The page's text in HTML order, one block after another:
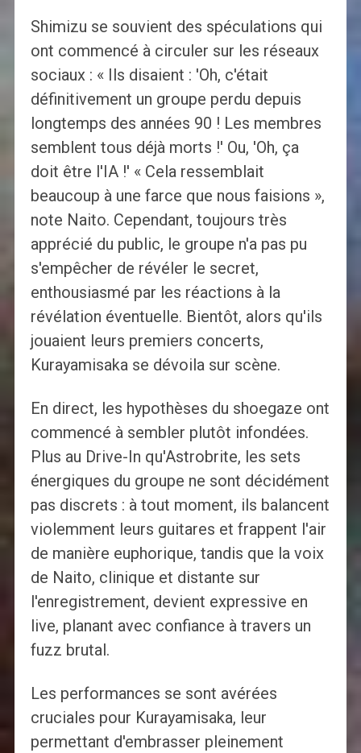
Shimizu se souvient des spéculations qui
ont commencé à circuler sur les réseaux
sociaux : « Ils disaient : 'Oh, c'était
définitivement un groupe perdu depuis
longtemps des années 90 ! Les membres
semblent tous déjà morts !' Ou, 'Oh, ça
doit être l'IA !' « Cela ressemblait
beaucoup à une farce que nous faisions »,
note Naito. Cependant, toujours très
apprécié du public, le groupe n'a pas pu
s'empêcher de révéler le secret,
enthousiasmé par les réactions à la
révélation éventuelle. Bientôt, alors qu'ils
jouaient leurs premiers concerts,
Kurayamisaka se dévoila sur scène.
En direct, les hypothèses du shoegaze ont
commencé à sembler plutôt infondées.
Plus au Drive-In qu'Astrobrite, les sets
énergiques du groupe ne sont décidément
pas discrets : à tout moment, ils balancent
violemment leurs guitares et frappent l'air
de manière euphorique, tandis que la voix
de Naito, clinique et distante sur
l'enregistrement, devient expressive en
live, planant avec confiance à travers un
fuzz brutal.
Les performances se sont avérées
cruciales pour Kurayamisaka, leur
permettant d'embrasser pleinement